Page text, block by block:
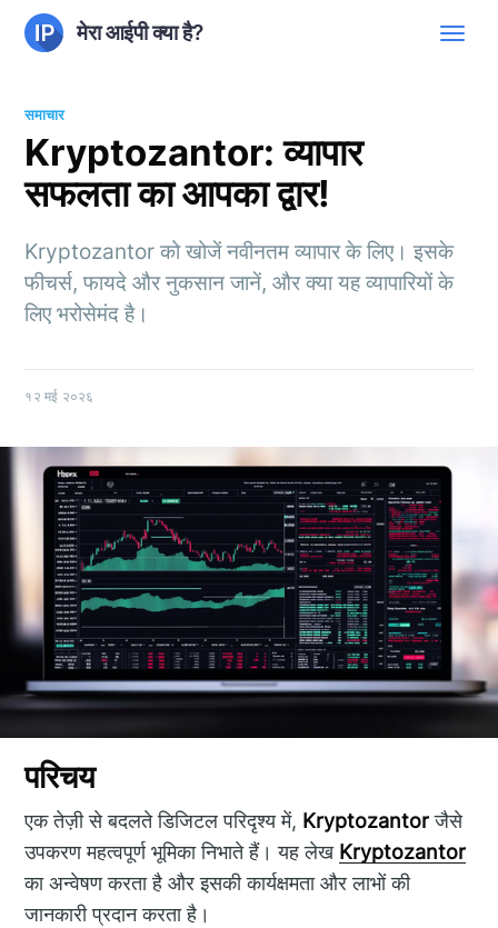
मेरा आईपी क्या है?
समाचार
Kryptozantor: व्यापार
सफलता का आपका द्वार!
Kryptozantor को खोजें नवीनतम व्यापार के लिए। इसके
फीचर्स, फायदे और नुकसान जानें, और क्या यह व्यापारियों के
लिए भरोसेमंद है।
१२ मई २०२६
परिचय
एक तेज़ी से बदलते डिजिटल परिदृश्य में, Kryptozantorजैसे
उपकरण महत्वपूर्ण भूमिका निभाते हैं। यह लेख Kryptozantor
का अन्वेषण करता है और इसकी कार्यक्षमता और लाभों की
जानकारी प्रदान करता है।